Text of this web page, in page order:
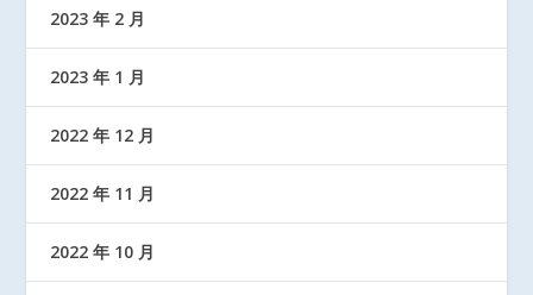
2023 年 2 月
2023 年 1 月
2022 年 12 月
2022 年 11 月
2022 年 10 月